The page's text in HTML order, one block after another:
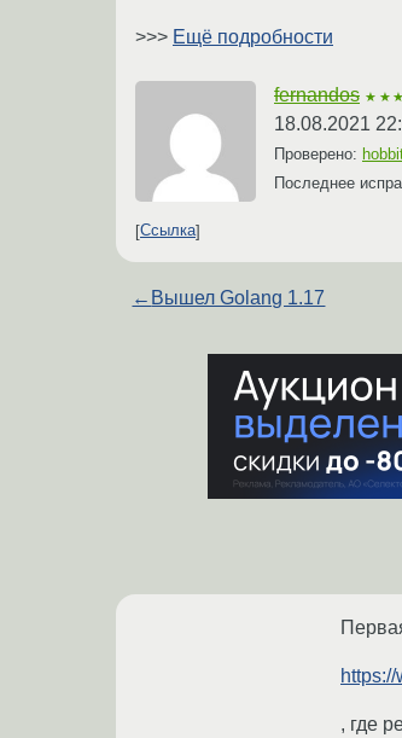
>>> Ещё подробности
fernandos ★★★
18.08.2021
Проверено:
Последнее
Ссылка
← Вышел Golang 1.17
, где